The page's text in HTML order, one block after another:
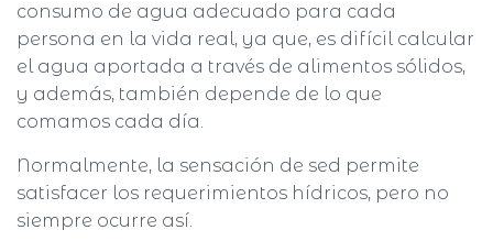
consumo de agua adecuado para cada
persona en la vida real, ya que, es difícil calcular
el agua aportada a través de alimentos sólidos,
y además, también depende de lo que
comamos cada día.
Normalmente, la sensación de sed permite
satisfacer los requerimientos hídricos, pero no
siempre ocurre así.